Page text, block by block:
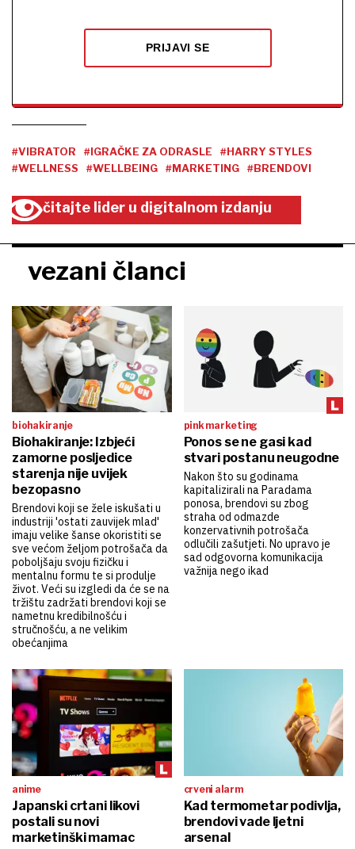
PRIJAVI SE
#VIBRATOR #IGRAČKE ZA ODRASLE
#HARRY STYLES
#WELLNESS
#WELLBEING #MARKETING #BRENDOVI
čitajte lider u digitalnom izdanju
vezani članci
biohakiranje
Biohakiranje: Izbjeći
zamorne posljedice
starenja nije uvijek
bezopasno
Brendovi koji se žele iskušati u
industriji 'ostati zauvijek mlad'
imaju velike šanse okoristiti se
sve većom željom potrošača da
poboljšaju svoju fizičku i
mentalnu formu te si produlje
život. Veći su izgledi da će se na
tržištu zadržati brendovi koji se
nametnu kredibilnošću i
stručnošću, a ne velikim
obećanjima
pink marketing
Ponos se ne gasi kad
stvari postanu neugodne
Nakon što su godinama
kapitalizirali na Paradama
ponosa, brendovi su zbog
straha od odmazde
konzervativnih potrošača
odlučili zašutjeti. No upravo je
sad odgovorna komunikacija
važnija nego ikad
anime
Japanski crtani likovi
postali su novi
marketinški mamac
crveni alarm
Kad termometar podivlja,
brendovi vade ljetni
arsenal